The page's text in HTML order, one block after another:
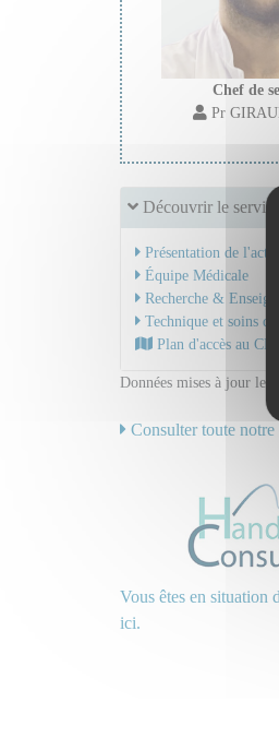
Chef de
Pr
Découvrir le service
Présentation de
Équipe Médicale
Recherche &
Technique et soins de
Plan d'accès au CHU
Données mises à jour le
Consulter toute
Vous êtes en situation
ici.